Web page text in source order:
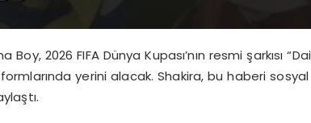
2026 FIFA Dünya Kupası’nın resmi şarkısı “Dai
yerini alacak. Shakira, bu haberi sosyal